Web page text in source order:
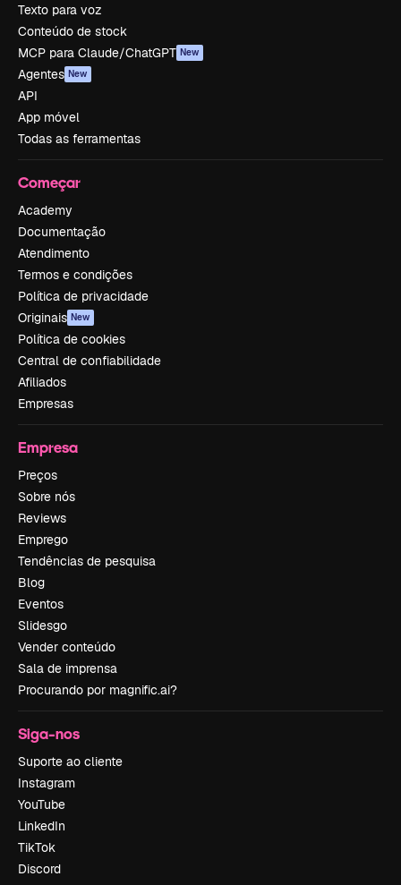
Texto para voz
Conteúdo de stock
MCP para Claude/ChatGPT New
Agentes New
API
App móvel
Todas as ferramentas
Começar
Academy
Documentação
Atendimento
Termos e condições
Política de privacidade
Originais New
Política de cookies
Central de confiabilidade
Afiliados
Empresas
Empresa
Preços
Sobre nós
Reviews
Emprego
Tendências de pesquisa
Blog
Eventos
Slidesgo
Vender conteúdo
Sala de imprensa
Procurando por magnific.ai?
Siga-nos
Suporte ao cliente
Instagram
YouTube
LinkedIn
TikTok
Discord